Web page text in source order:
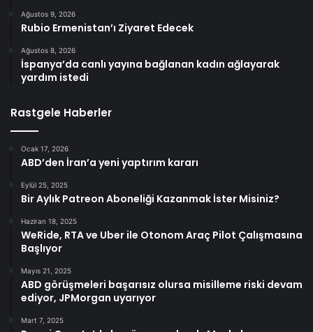
Ağustos 9, 2026
Rubio Ermenistan’ı Ziyaret Edecek
Ağustos 8, 2026
İspanya’da canlı yayına bağlanan kadın ağlayarak
yardım istedi
Rastgele Haberler
Ocak 17, 2026
ABD’den İran’a yeni yaptırım kararı
Eylül 25, 2025
Bir Aylık Patreon Aboneliği Kazanmak İster Misiniz?
Haziran 18, 2025
WeRide, RTA ve Uber ile Otonom Araç Pilot Çalışmasına
Başlıyor
Mayıs 21, 2025
ABD görüşmeleri başarısız olursa misilleme riski devam
ediyor, JPMorgan uyarıyor
Mart 7, 2025